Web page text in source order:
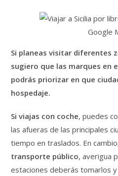
Google
Si planeas visitar diferentes
sugiero que las marques en
podrás priorizar en que
hospedaje.
Si viajas con coche, puedes
las afueras de las principales
tiempo en traslados. En
transporte público, averigua
estaciones deberás tomarlos